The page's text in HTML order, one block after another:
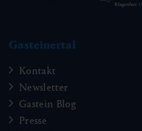
Gasteinertal
Kontakt
Newsletter
Gastein Blog
Presse